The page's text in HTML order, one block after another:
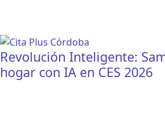
Revolución Inteligente:
hogar con IA en CES 2026